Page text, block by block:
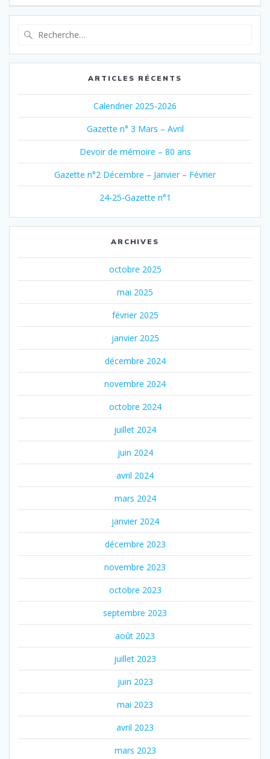
l’article
:
ARTICLES RÉCENTS
Calendrier 2025-2026
Gazette n° 3 Mars – Avril
Devoir de mémoire – 80 ans
Gazette n°2 Décembre – Janvier – Février
24-25-Gazette n°1
ARCHIVES
octobre 2025
mai 2025
février 2025
janvier 2025
décembre 2024
novembre 2024
octobre 2024
juillet 2024
juin 2024
avril 2024
mars 2024
janvier 2024
décembre 2023
novembre 2023
octobre 2023
septembre 2023
août 2023
juillet 2023
juin 2023
mai 2023
avril 2023
mars 2023